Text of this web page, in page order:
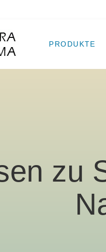
PRODUKTE
zu